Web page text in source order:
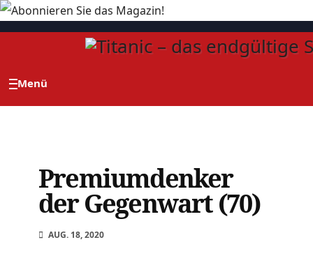
Zum
Premiumdenker
der Gegenwart (70)
AUG. 18, 2020